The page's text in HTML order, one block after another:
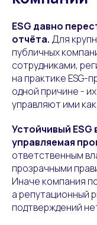
ESG давно
отчёта. Для
публичных
сотрудниками,
на практике ESG-
одной причине -
управляют ими
Устойчивый ESG
управляемая
ответственным
прозрачными
Иначе компания
а репутационный
подтверждений